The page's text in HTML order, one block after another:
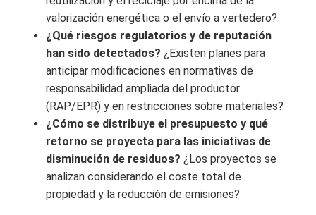
valorización energética o el envío a vertedero?
¿Qué riesgos regulatorios y de reputación
han sido detectados? ¿Existen planes para
anticipar modificaciones en normativas de
responsabilidad ampliada del productor
(RAP/EPR) y en restricciones sobre materiales?
¿Cómo se distribuye el presupuesto y qué
retorno se proyecta para las iniciativas de
disminución de residuos? ¿Los proyectos se
analizan considerando el coste total de
propiedad y la reducción de emisiones?